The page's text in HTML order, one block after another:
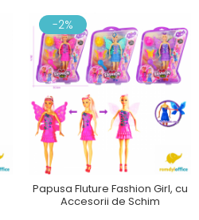
-2%
Papusa Fluture Fashion Girl, cu
Accesorii de Schim